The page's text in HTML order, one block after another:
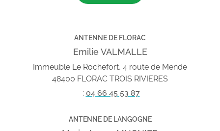
ANTENNE DE FLORAC
Emilie VALMALLE
Immeuble Le Rochefort, 4 route de Mende
48400 FLORAC TROIS RIVIERES
: 04 66 45 53 87
ANTENNE DE LANGOGNE